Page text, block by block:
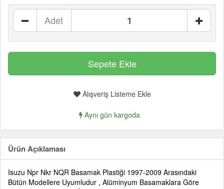
Adet
Alışveriş Listeme Ekle
Aynı gün kargoda
Ürün Açıklaması
Isuzu Npr Nkr NQR Basamak Plastiği 1997-2009 Arasındaki
Bütün Modellere Uyumludur , Alüminyum Basamaklara Göre